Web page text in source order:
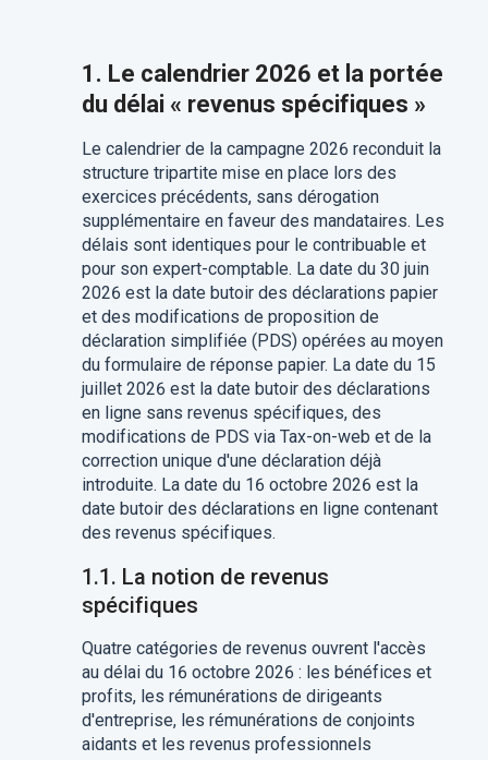
1. Le calendrier 2026 et la portée
du délai « revenus spécifiques »
Le calendrier de la campagne 2026 reconduit la
structure tripartite mise en place lors des
exercices précédents, sans dérogation
supplémentaire en faveur des mandataires. Les
délais sont identiques pour le contribuable et
pour son expert-comptable. La date du 30 juin
2026 est la date butoir des déclarations papier
et des modifications de proposition de
déclaration simplifiée (PDS) opérées au moyen
du formulaire de réponse papier. La date du 15
juillet 2026 est la date butoir des déclarations
en ligne sans revenus spécifiques, des
modifications de PDS via Tax-on-web et de la
correction unique d'une déclaration déjà
introduite. La date du 16 octobre 2026 est la
date butoir des déclarations en ligne contenant
des revenus spécifiques.
1.1. La notion de revenus
spécifiques
Quatre catégories de revenus ouvrent l'accès
au délai du 16 octobre 2026 : les bénéfices et
profits, les rémunérations de dirigeants
d'entreprise, les rémunérations de conjoints
aidants et les revenus professionnels